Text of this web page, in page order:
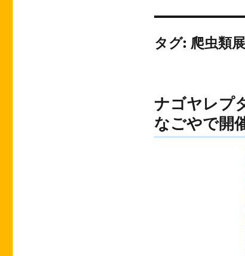
タグ: 爬虫類
ナゴヤレプ
なごやで開